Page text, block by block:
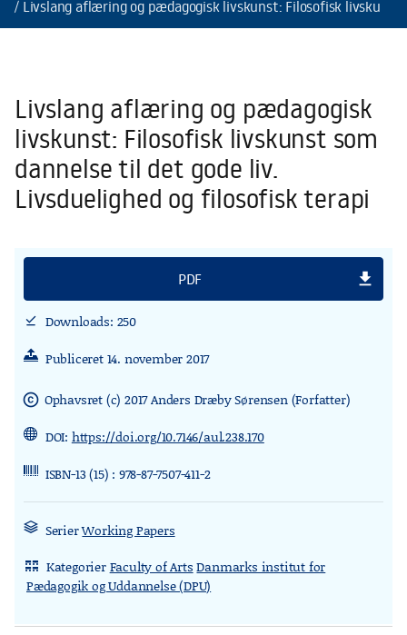
Livslang aflæring og pædagogisk livskunst: Filosofisk
Livslang aflæring og pædagogisk
livskunst: Filosofisk livskunst som
dannelse til det gode liv.
Livsduelighed og filosofisk terapi
PDF file_download
download_done
Downloads: 250
Publiceret 14. november 2017
copyright Ophavsret (c) 2017 Anders Dræby Sørensen (Forfatter)
DOI: https://doi.org/10.7146/aul.238.170
ISBN-13 (15) : 978-87-7507-411-2
SerierWorking Papers
rdl_stand_desk KategorierFaculty of Arts Danmarks institut for
Pædagogik og Uddannelse (DPU)